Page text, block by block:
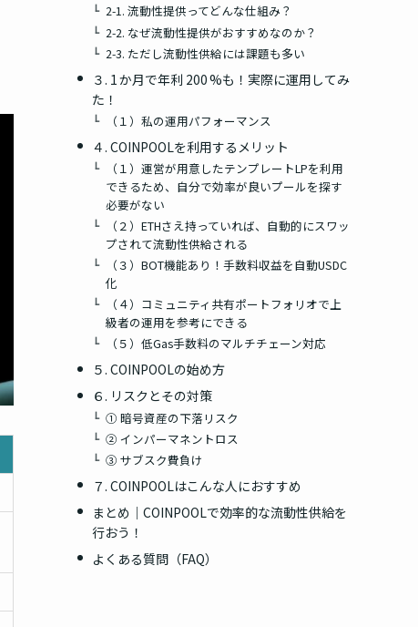
2‑1. 流動性提供ってどんな仕組み？
2‑2. なぜ流動性提供がおすすめなのか？
2‑3. ただし流動性供給には課題も多い
３. 1 か月で年利 200 %も！実際に運用してみ
た！
（１）私の運用パフォーマンス
４. COINPOOLを利用するメリット
（１）運営が用意したテンプレートLPを利用
できるため、自分で効率が良いプールを探す
必要がない
（２）ETHさえ持っていれば、自動的にスワッ
プされて流動性供給される
（３）BOT機能あり！手数料収益を自動USDC
化
（４）コミュニティ共有ポートフォリオで上
級者の運用を参考にできる
（５）低Gas手数料のマルチチェーン対応
５. COINPOOLの始め方
６. リスクとその対策
① 暗号資産の下落リスク
② インパーマネントロス
③ サブスク費負け
７. COINPOOLはこんな人におすすめ
まとめ｜COINPOOLで効率的な流動性供給を
行おう！
よくある質問（FAQ）